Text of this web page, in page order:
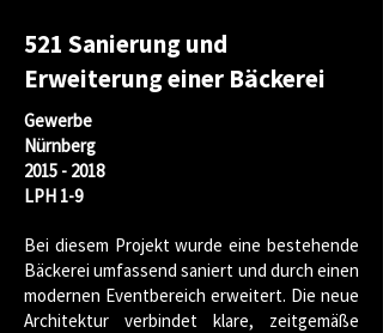
521 Sanierung und
Erweiterung einer Bäckerei
Gewerbe
Nürnberg
2015 - 2018
LPH 1-9
Bei diesem Projekt wurde eine bestehende
Bäckerei umfassend saniert und durch einen
modernen Eventbereich erweitert. Die neue
Architektur verbindet klare, zeitgemäße